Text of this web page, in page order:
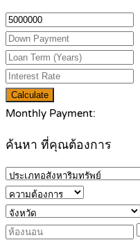
Calculate
Monthly Payment:
ค้นหา ที่คุณต้องการ